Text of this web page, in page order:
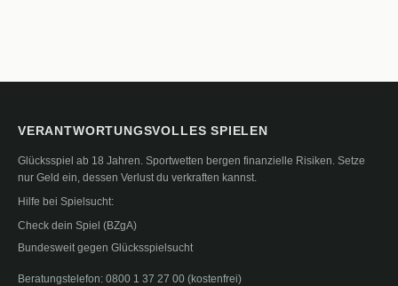
VERANTWORTUNGSVOLLES SPIELEN
Glücksspiel ab 18 Jahren. Sportwetten bergen finanzielle Risiken. Setze
nur Geld ein, dessen Verlust du verkraften kannst.
Hilfe bei Spielsucht:
Check dein Spiel (BZgA)
Bundesweit gegen Glücksspielsucht
Beratungstelefon: 0800 1 37 27 00 (kostenfrei)